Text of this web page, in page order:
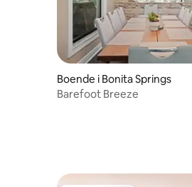
Boende i Bonita Springs
Barefoot Breeze